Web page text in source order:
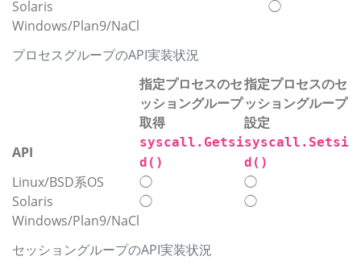
プロセスグループのAPI実装状況
Solaris
◯
Windows/Plan9/NaCl
セッショングループのAPI実装状況
指定プロセスのセ
ッショングループ
取得
指定プロセスのセ
ッショングループ
設定
API
syscall.Getsi
d()
syscall.Setsi
d()
Linux/BSD系OS ◯
◯
Solaris
◯
◯
Windows/Plan9/NaCl